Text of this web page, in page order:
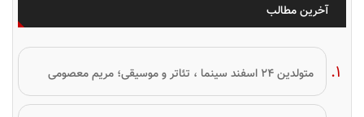
آخرین مطالب
متولدین ۲۴ اسفند سینما ، تئاتر و موسیقی؛ مریم معصومی